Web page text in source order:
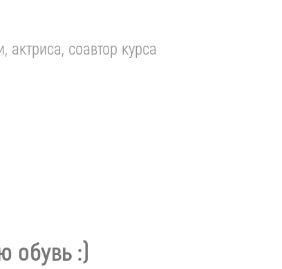
актриса, соавтор курса
обувь :)